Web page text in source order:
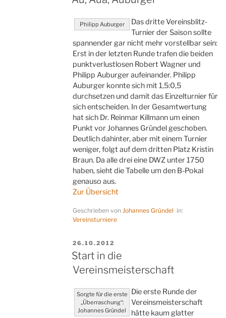
Philipp Auburger
Das dritte Vereinsblitz-
Turnier der Saison sollte
spannender gar nicht mehr vorstellbar sein:
Erst in der letzten Runde trafen die beiden
punktverlustlosen Robert Wagner und
Philipp Auburger aufeinander. Philipp
Auburger konnte sich mit 1,5:0,5
durchsetzen und damit das Einzelturnier für
sich entscheiden. In der Gesamtwertung
hat sich Dr. Reinmar Killmann um einen
Punkt vor Johannes Gründel geschoben.
Deutlich dahinter, aber mit einem Turnier
weniger, folgt auf dem dritten Platz Kristin
Braun. Da alle drei eine DWZ unter 1750
haben, sieht die Tabelle um den B-Pokal
genauso aus.
Zur Übersicht
Geschrieben von Johannes Gründel in:
Vereinsturniere
VERÖFFENTLICHT
AM
26.10.2012
Start in die
Vereinsmeisterschaft
Sorgte für die erste
„Überraschung“:
Johannes Gründel
Die erste Runde der
Vereinsmeisterschaft
hätte kaum glatter